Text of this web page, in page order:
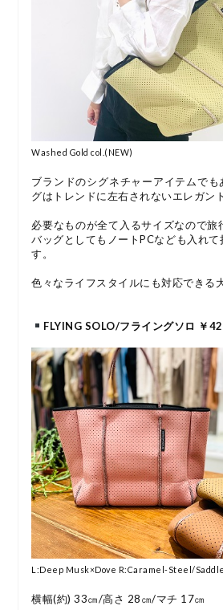
Washed Gold col.(NEW)
ブランドのシグネチャーアイテムでも
グはトレンドに左右されないエレガン
必要なものが全て入るサイズなので旅
バッグとしてもノートPCなども入れ
す。
色々なライフスタイルにも対応できる
FLYING SOLO/フライングソロ ￥
L:Deep Musk×Dove R:Caramel-Steel/
横幅(約) 33㎝/高さ 28㎝/マチ 17㎝